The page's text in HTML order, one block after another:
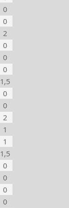
0
0
2
0
0
0
1,5
0
0
2
1
1
1,5
0
0
0
0